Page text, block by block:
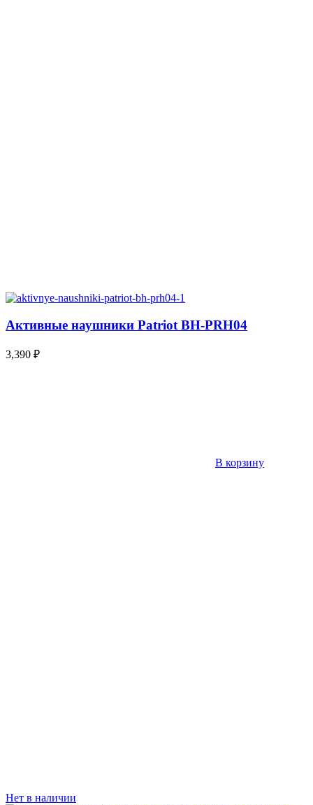
Активные наушники Patriot BH-PRH04
3,390 ₽
В корзину
Нет в наличии